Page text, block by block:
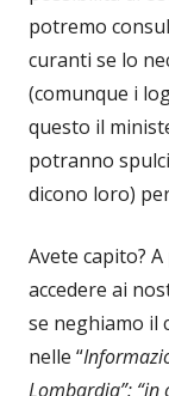
potremo
curanti se lo
(comunque i
questo il
potranno
dicono loro)
Avete capito?
accedere ai
se neghiamo il
nelle “
Lombardia”: “in